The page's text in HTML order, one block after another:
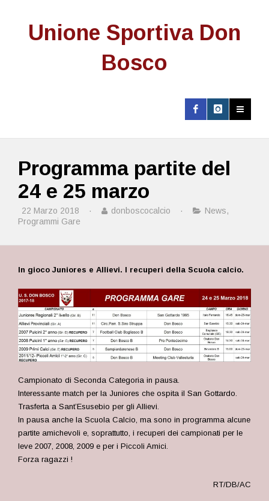
Unione Sportiva Don
Bosco
Programma partite del
24 e 25 marzo
22 Marzo 2018 · donboscocalcio · News,
Programmi Gare
In gioco Juniores e Allievi. I recuperi della Scuola calcio.
Campionato di Seconda Categoria in pausa.
Interessante match per la Juniores che ospita il San Gottardo.
Trasferta a Sant’Esusebio per gli Allievi.
In pausa anche la Scuola Calcio, ma sono in programma alcune
partite amichevoli e, soprattutto, i recuperi dei campionati per le
leve 2007, 2008, 2009 e per i Piccoli Amici.
Forza ragazzi !
RT/DB/AC